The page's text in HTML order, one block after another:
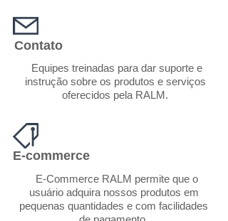
Contato
Equipes treinadas para dar suporte e
instrução sobre os produtos e serviços
oferecidos pela RALM.
E-commerce
E-Commerce RALM permite que o
usuário adquira nossos produtos em
pequenas quantidades e com facilidades